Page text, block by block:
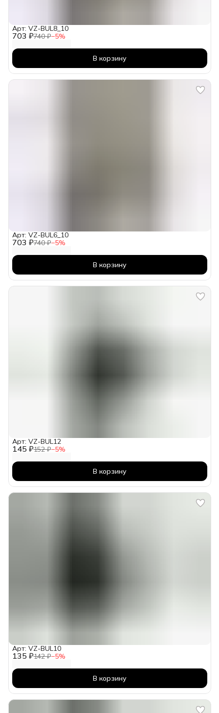
703 ₽740 ₽−5%
Арт: VZ-BUL8_10
В корзину
703 ₽740 ₽−5%
Арт: VZ-BUL6_10
В корзину
145 ₽152 ₽−5%
Арт: VZ-BUL12
В корзину
135 ₽142 ₽−5%
Арт: VZ-BUL10
В корзину